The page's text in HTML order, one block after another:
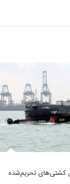
کشتی‌های تحریم‌شده